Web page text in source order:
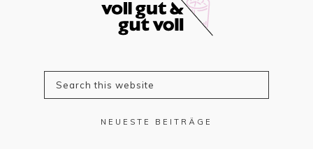
NEUESTE BEITRÄGE